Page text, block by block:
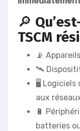
🔎
TSCM
📡
🛰️
🖥️ Logiciels
aux
🔋
batteries